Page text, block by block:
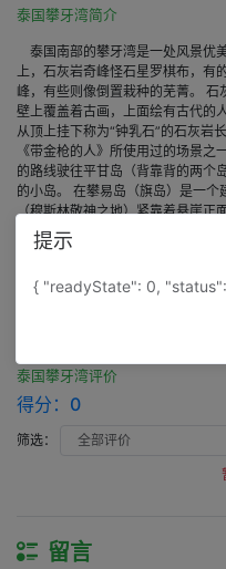
泰国攀牙湾简介
泰国南部的攀牙湾是一处风景优
上，石灰岩奇峰怪石星罗棋布，
峰，有些则像倒置栽种的芜菁。
壁上覆盖着古画，上面绘有古代的
从顶上挂下称为“钟乳石”的石灰岩
《带金枪的人》所使用过的场景
的路线驶往平甘岛（背靠背的两
的小岛。 在攀易岛（旗岛）是一
（穆斯林敬神之地）紧靠着悬崖正
洋贝壳挤压在一起而形成的石板，
所谓的贝壳墓地。因为石板看上去
泰国攀牙湾评价
得分： 0
筛选：
留言
提示
{ "readyState": 0,